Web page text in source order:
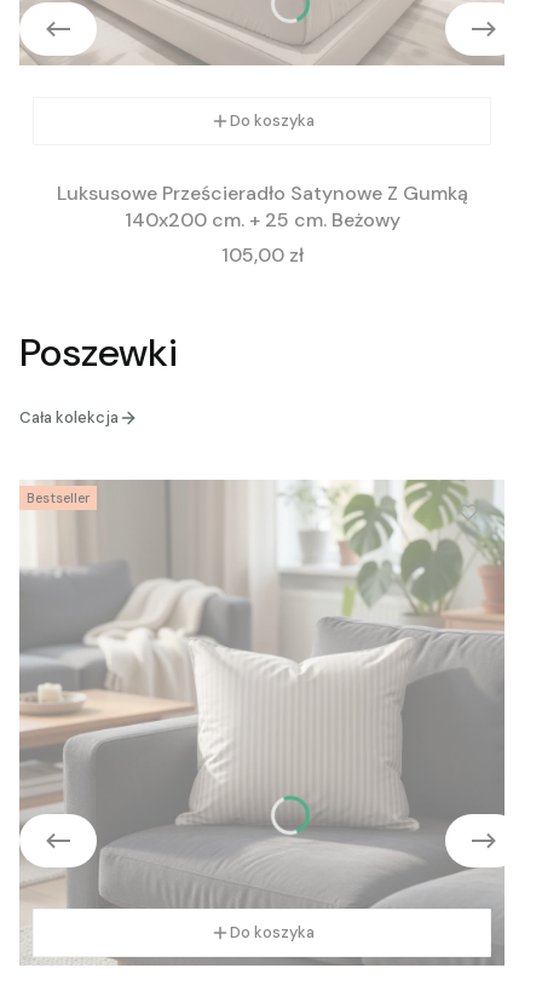
Do koszyka
Luksusowe Prześcieradło Satynowe Z Gumką
140x200 cm. + 25 cm. Beżowy
Cena
105,00 zł
Poszewki
Cała kolekcja
Bestseller
Do koszyka